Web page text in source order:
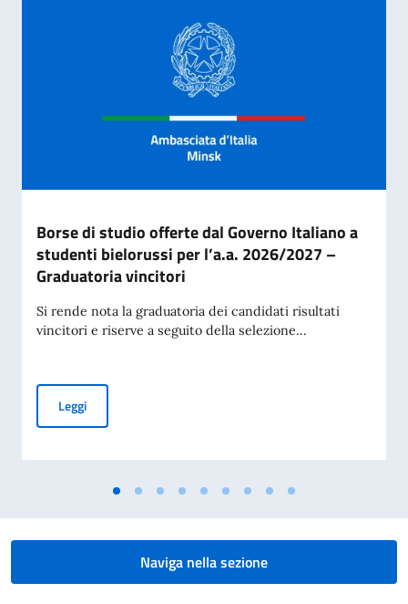
Borse di studio offerte dal Governo Italiano a
studenti bielorussi per l’a.a. 2026/2027 –
Graduatoria vincitori
Si rende nota la graduatoria dei candidati risultati
vincitori e riserve a seguito della selezione...
LeggiBorse di studio offerte dal Governo Italiano a studenti
Naviga nella sezione